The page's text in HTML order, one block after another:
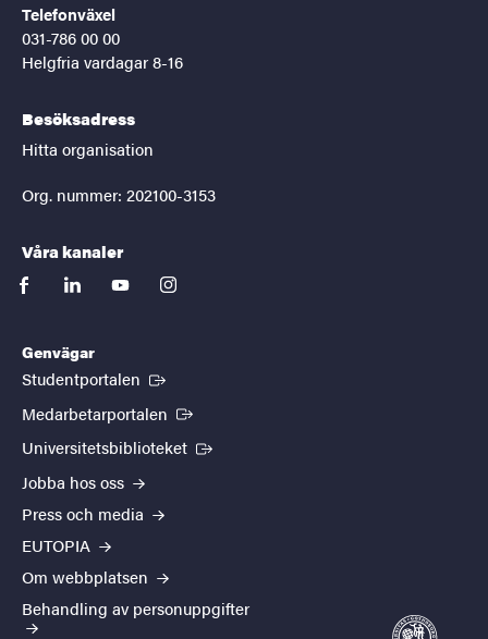
Telefonväxel
031-786 00 00
Helgfria vardagar 8-16
Besöksadress
Hitta organisation
Org. nummer: 202100-3153
Våra kanaler
facebooklinkedinyoutubeinstagram
Genvägar
Studentportalen (Extern länk)
Medarbetarportalen (Extern länk)
Universitetsbiblioteket (Extern länk)
Jobba hos oss
Press och media
EUTOPIA
Om webbplatsen
Behandling av personuppgifter